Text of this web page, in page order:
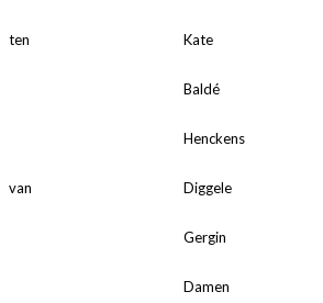
ten Kate
Baldé
Henckens
van Diggele
Gergin
Damen